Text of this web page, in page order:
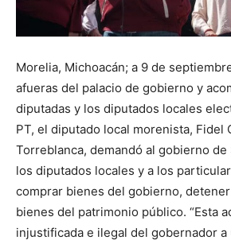
Morelia, Michoacán; a 9 de
afueras del palacio de gobierno y
diputadas y los diputados locales
PT, el diputado local morenista, Fidel
Torreblanca, demandó al gobierno
los diputados locales y a los
comprar bienes del gobierno,
bienes del patrimonio público. “Esta
injustificada e ilegal del gobernador